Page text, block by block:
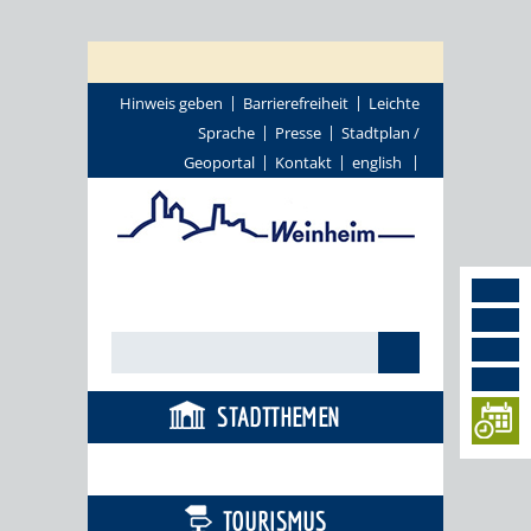
Hinweis geben Barrierefreiheit
Leichte
Sprache
Presse
Stadtplan /
Geoportal
Kontakt english
STADTTHEMEN
TOURISMUS